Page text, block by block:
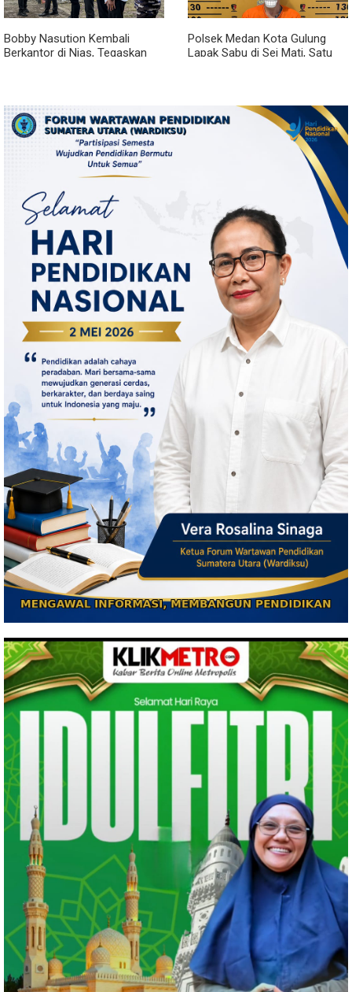
Bobby Nasution Kembali
Berkantor di Nias, Tegaskan
Polsek Medan Kota Gulung
Lapak Sabu di Sei Mati, Satu